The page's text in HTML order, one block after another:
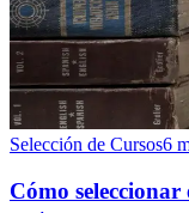
Selección de Cursos6
Cómo